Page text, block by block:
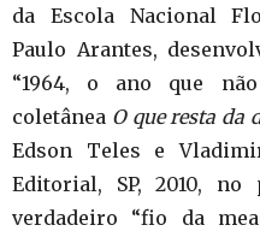
da Escola Nacional
Paulo Arantes,
“1964, o ano que
coletânea O que resta da
Edson Teles e
Editorial, SP, 2010,
verdadeiro “fio da